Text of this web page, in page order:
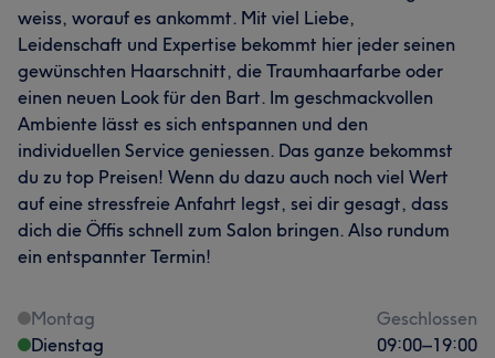
weiss, worauf es ankommt. Mit viel Liebe,
Leidenschaft und Expertise bekommt hier jeder seinen
gewünschten Haarschnitt, die Traumhaarfarbe oder
einen neuen Look für den Bart. Im geschmackvollen
Ambiente lässt es sich entspannen und den
individuellen Service geniessen. Das ganze bekommst
du zu top Preisen! Wenn du dazu auch noch viel Wert
auf eine stressfreie Anfahrt legst, sei dir gesagt, dass
dich die Öffis schnell zum Salon bringen. Also rundum
ein entspannter Termin!
Montag
Geschlossen
Dienstag
09:00–19:00